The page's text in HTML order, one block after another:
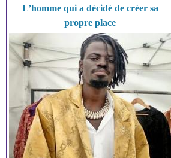
L’homme qui a décidé de créer sa
propre place